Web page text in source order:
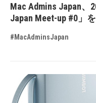
Mac Admins Japan、
Japan Meet-up #0」
#MacAdminsJapan